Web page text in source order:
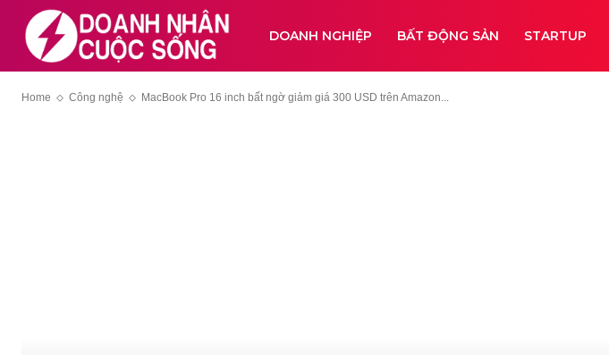
DOANH NGHIỆP BẤT ĐỘNG SẢN STARTUP
Home Công nghệ MacBook Pro 16 inch bất ngờ giảm giá 300 USD trên Amazon...